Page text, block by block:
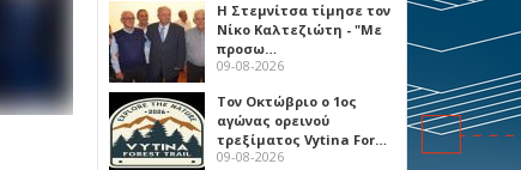
Η Στεμνίτσα τίμησε τον
Νίκο Καλτεζιώτη - "Με
προσω…
09-08-2026
Τον Οκτώβριο ο 1ος
αγώνας ορεινού
τρεξίματος Vytina For…
09-08-2026